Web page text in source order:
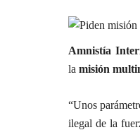
Amnistía
la misión
“Unos
ilegal de la